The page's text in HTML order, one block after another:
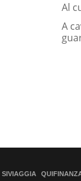
Al
A
SIVIAGGIA